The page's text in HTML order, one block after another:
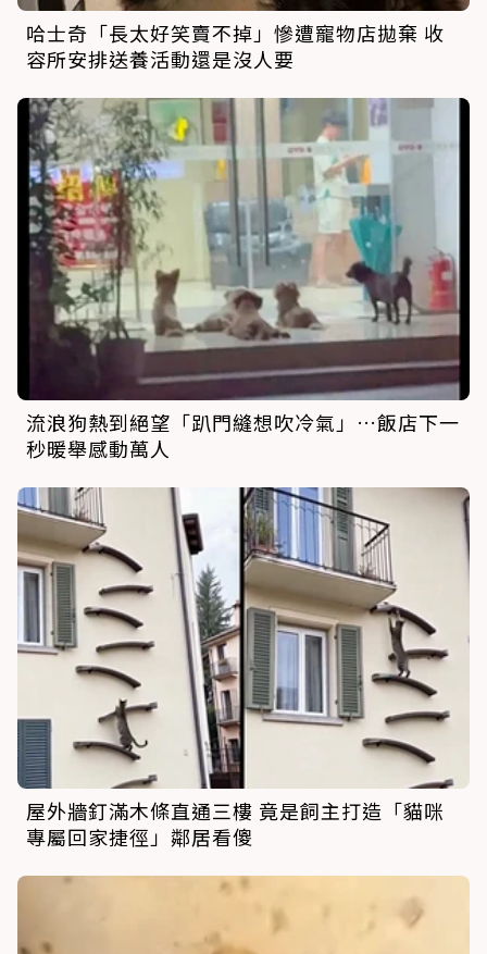
哈士奇「長太好笑賣不掉」慘遭寵物店拋棄 收
容所安排送養活動還是沒人要
流浪狗熱到絕望「趴門縫想吹冷氣」…飯店下一
秒暖舉感動萬人
屋外牆釘滿木條直通三樓 竟是飼主打造「貓咪
專屬回家捷徑」鄰居看傻